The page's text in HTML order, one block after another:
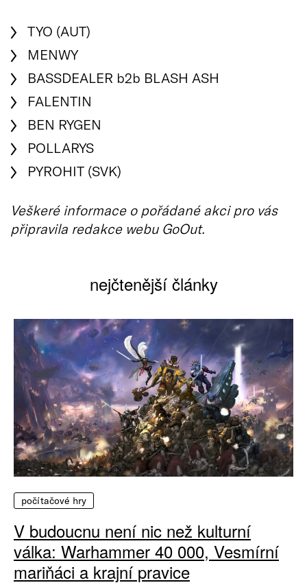
TYO (AUT)
MENWY
BASSDEALER b2b BLASH ASH
FALENTIN
BEN RYGEN
POLLARYS
PYROHIT (SVK)
Veškeré informace o pořádané akci pro vás
připravila redakce webu GoOut.
nejčtenější články
počítačové hry
V budoucnu není nic než kulturní
válka: Warhammer 40 000, Vesmírní
mariňáci a krajní pravice